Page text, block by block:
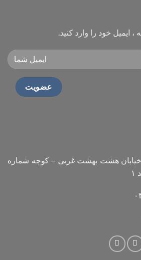
ایمیل خود را وارد کنید.
خیابان هشت بهشت غربی – کوچه شماره